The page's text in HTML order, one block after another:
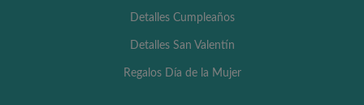
Detalles Cumpleaños
Detalles San Valentín
Regalos Día de la Mujer